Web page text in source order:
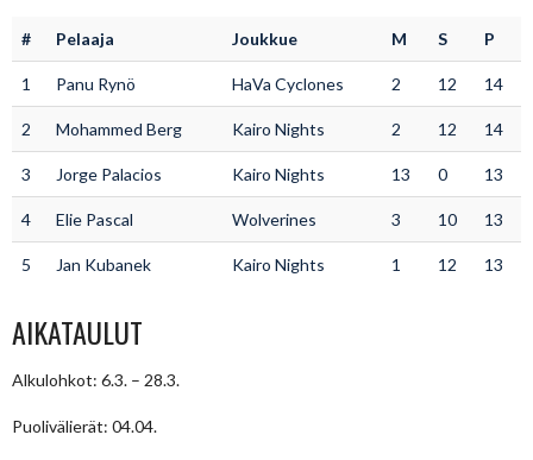
# Pelaaja Joukkue M S P
1 Panu Rynö HaVa Cyclones 2 12 14
2 Mohammed Berg Kairo Nights 2 12 14
3 Jorge Palacios Kairo Nights 13 0 13
4 Elie Pascal Wolverines 3 10 13
5 Jan Kubanek Kairo Nights 1 12 13
AIKATAULUT
Alkulohkot: 6.3. – 28.3.
Puolivälierät: 04.04.